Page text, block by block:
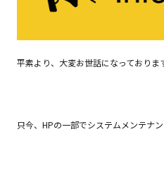
平素より、大変お世話になっておりま
只今、HPの一部でシステムメンテナン